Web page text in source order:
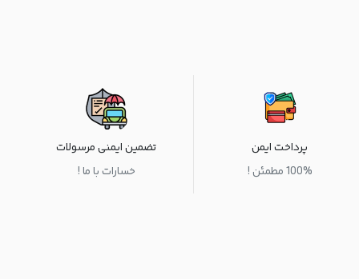
پرداخت ایمن
100% مطمئن !
تضمین ایمنی مرسولات
خسارات با ما !